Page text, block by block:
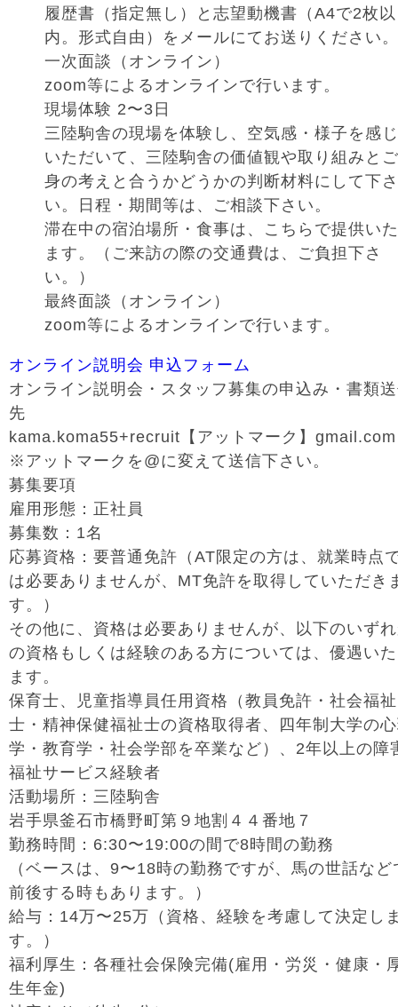
履歴書（指定無し）と志望動機書（A4で2枚以
内。形式自由）をメールにてお送りください。
一次面談（オンライン）
zoom等によるオンラインで行います。
現場体験 2〜3日
三陸駒舎の現場を体験し、空気感・様子を感
いただいて、三陸駒舎の価値観や取り組みと
身の考えと合うかどうかの判断材料にして下さ
い。日程・期間等は、ご相談下さい。
滞在中の宿泊場所・食事は、こちらで提供い
ます。（ご来訪の際の交通費は、ご負担下さ
い。）
最終面談（オンライン）
zoom等によるオンラインで行います。
オンライン説明会 申込フォーム
オンライン説明会・スタッフ募集の申込み・書類
先
kama.koma55+recruit【アットマーク】
※アットマークを@に変えて送信下さい。
募集要項
雇用形態：正社員
募集数：1名
応募資格：要普通免許（AT限定の方は、就業時点
は必要ありませんが、MT免許を取得していただき
す。）
その他に、資格は必要ありませんが、以下のいず
の資格もしくは経験のある方については、優遇い
ます。
保育士、児童指導員任用資格（教員免許・社会福祉
士・精神保健福祉士の資格取得者、四年制大学の
学・教育学・社会学部を卒業など）、2年以上の障
福祉サービス経験者
活動場所：三陸駒舎
岩手県釜石市橋野町第９地割４４番地７
勤務時間：6:30〜19:00の間で8時間の勤務
（ベースは、9〜18時の勤務ですが、馬の世話など
前後する時もあります。）
給与：14万〜25万（資格、経験を考慮して決定し
す。）
福利厚生：各種社会保険完備(雇用・労災・健康・
生年金)